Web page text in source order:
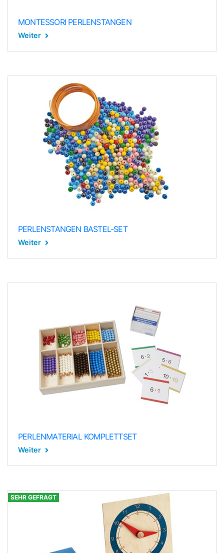
MONTESSORI PERLENSTANGEN
Weiter
PERLENSTANGEN BASTEL-SET
Weiter
PERLENMATERIAL KOMPLETTSET
Weiter
SEHR GEFRAGT